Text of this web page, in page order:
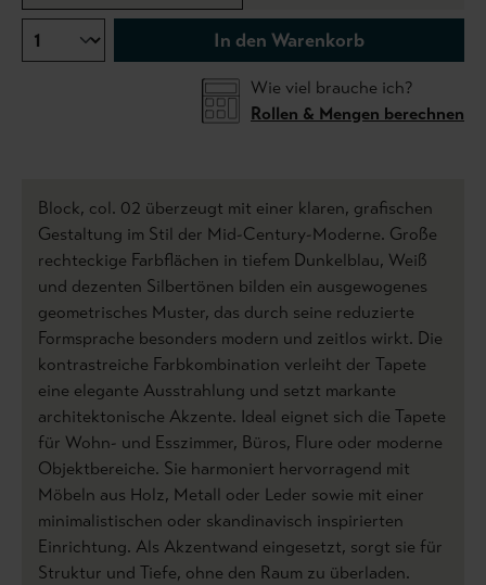
In den Warenkorb
Wie viel brauche ich?
Rollen & Mengen berechnen
Block, col. 02 überzeugt mit einer klaren, grafischen
Gestaltung im Stil der Mid-Century-Moderne. Große
rechteckige Farbflächen in tiefem Dunkelblau, Weiß
und dezenten Silbertönen bilden ein ausgewogenes
geometrisches Muster, das durch seine reduzierte
Formsprache besonders modern und zeitlos wirkt. Die
kontrastreiche Farbkombination verleiht der Tapete
eine elegante Ausstrahlung und setzt markante
architektonische Akzente. Ideal eignet sich die Tapete
für Wohn- und Esszimmer, Büros, Flure oder moderne
Objektbereiche. Sie harmoniert hervorragend mit
Möbeln aus Holz, Metall oder Leder sowie mit einer
minimalistischen oder skandinavisch inspirierten
Einrichtung. Als Akzentwand eingesetzt, sorgt sie für
Struktur und Tiefe, ohne den Raum zu überladen.